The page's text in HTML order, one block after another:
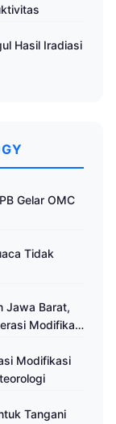
Hasil Iradiasi
Gelar OMC
Tidak
Jawa Barat,
Modifikasi
Modifikasi
Tangani